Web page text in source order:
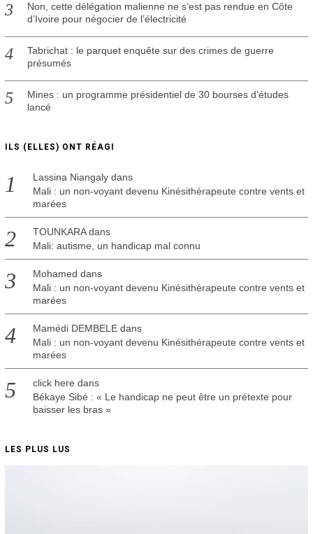
Non, cette délégation malienne ne s’est pas rendue en Côte
d’Ivoire pour négocier de l’électricité
Tabrichat : le parquet enquête sur des crimes de guerre
présumés
Mines : un programme présidentiel de 30 bourses d’études
lancé
ILS (ELLES) ONT RÉAGI
Lassina Niangalydans
Mali : un non-voyant devenu Kinésithérapeute contre vents et
marées
TOUNKARAdans
Mali: autisme, un handicap mal connu
Mohamed dans
Mali : un non-voyant devenu Kinésithérapeute contre vents et
marées
Mamédi DEMBELEdans
Mali : un non-voyant devenu Kinésithérapeute contre vents et
marées
click here dans
Békaye Sibé : « Le handicap ne peut être un prétexte pour
baisser les bras »
LES PLUS LUS